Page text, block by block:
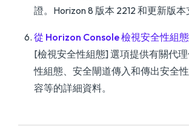
證。Horizon 8 版本 2212 和更新版本
從 Horizon Console 檢視安全性組
[檢視安全性組態] 選項提供有關代
性組態、安全閘道傳入和傳出安全
容等的詳細資料。